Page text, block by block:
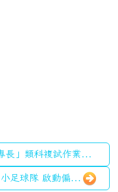
」類科複試作業...
足球隊 啟動偏...